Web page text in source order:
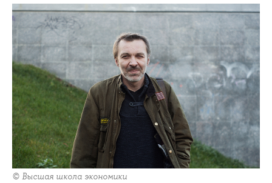
© Высшая школа экономики